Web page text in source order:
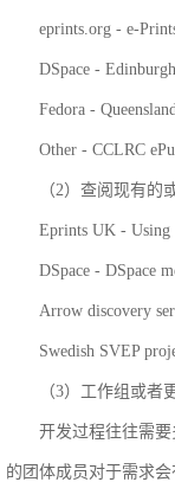
eprints.org - e-
DSpace -
Fedora -
Other - CCLRC
（2）查阅现有
Eprints UK - Using
DSpace - DSpace
Arrow discovery
Swedish SVEP
（3）工作组或者
开发过程往往需
的团体成员对于需求